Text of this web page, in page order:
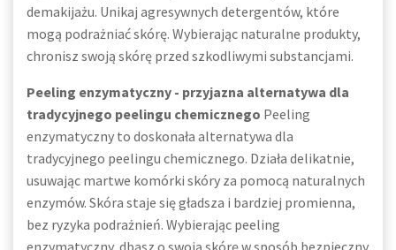
demakijażu. Unikaj agresywnych detergentów, które
mogą podrażniać skórę. Wybierając naturalne produkty,
chronisz swoją skórę przed szkodliwymi substancjami.
Peeling enzymatyczny - przyjazna alternatywa dla
tradycyjnego peelingu chemicznego Peeling
enzymatyczny to doskonała alternatywa dla
tradycyjnego peelingu chemicznego. Działa delikatnie,
usuwając martwe komórki skóry za pomocą naturalnych
enzymów. Skóra staje się gładsza i bardziej promienna,
bez ryzyka podrażnień. Wybierając peeling
enzymatyczny, dbasz o swoją skórę w sposób bezpieczny